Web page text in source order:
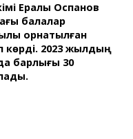
Ералы Оспанов
балалар
орнатылған
2023 жылдың
барлығы 30